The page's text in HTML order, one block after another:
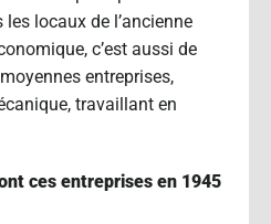
les locaux de l’ancienne
c’est aussi de
entreprises,
travaillant en
ces entreprises en 1945